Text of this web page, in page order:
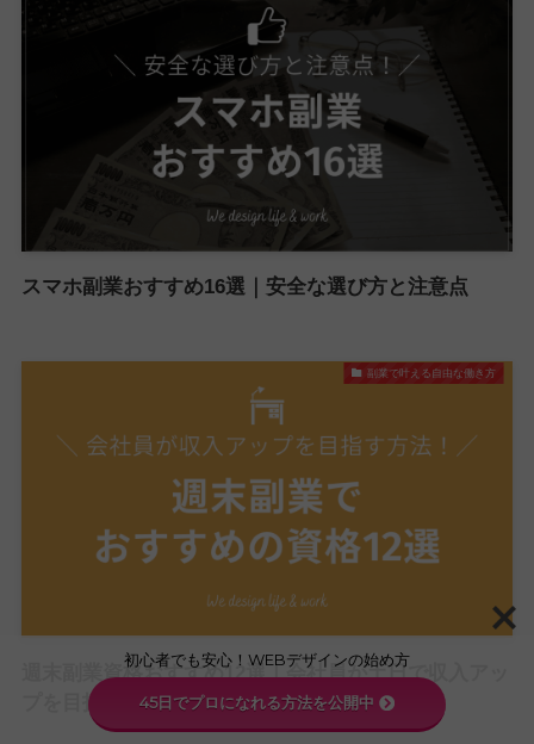
スマホ副業おすすめ16選｜安全な選び方と注意点
副業で叶える自由な働き方
週末副業資格おすすめ12選｜会社員が土日で収入アッ
プを目指す方法
初心者でも安心！WEBデザインの始め方
45日でプロになれる方法を公開中